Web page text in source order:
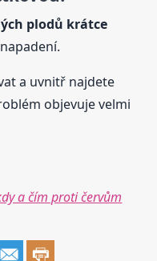
plodů krátce
a uvnitř najdete
objevuje velmi
a čím proti červům